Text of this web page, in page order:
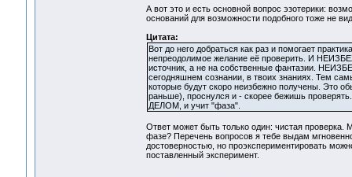
А вот это и есть основной вопрос эзотерики:
оснований для возможности подобного тоже не
Цитата:
Вот до него добраться как раз и помогает
непреодолимое желание её проверить. И
источник, а не на собственные фантазии.
сегодняшнем сознании, в твоих знаниях. Тем
которые будут скоро неизбежно получены. Это
раньше), проснулся и - скорее бежишь
ДЕЛОМ, и учит "фаза".
Ответ может быть только один: чистая проверка.
фазе? Перечень вопросов я тебе выдам
достоверностью, но проэкспериментировать
поставленный эксперимент.